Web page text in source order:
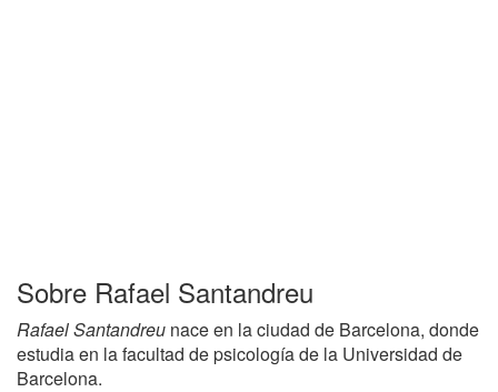
Sobre Rafael Santandreu
Rafael Santandreu nace en la ciudad de Barcelona, donde
estudia en la facultad de psicología de la Universidad de
Barcelona.